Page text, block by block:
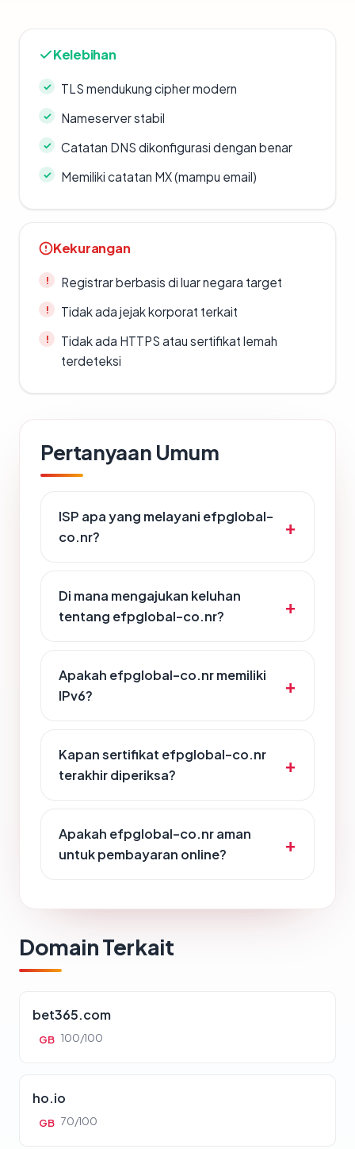
Kelebihan
TLS mendukung cipher modern
Nameserver stabil
Catatan DNS dikonfigurasi dengan benar
Memiliki catatan MX (mampu email)
Kekurangan
Registrar berbasis di luar negara target
Tidak ada jejak korporat terkait
Tidak ada HTTPS atau sertifikat lemah
terdeteksi
Pertanyaan Umum
ISP apa yang melayani efpglobal-
co.nr?
Di mana mengajukan keluhan
tentang efpglobal-co.nr?
Apakah efpglobal-co.nr memiliki
IPv6?
Kapan sertifikat efpglobal-co.nr
terakhir diperiksa?
Apakah efpglobal-co.nr aman
untuk pembayaran online?
Domain Terkait
bet365.com
GB 100/100
ho.io
GB 70/100